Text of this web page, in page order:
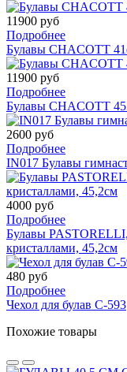
11900 руб
Подробнее
Булавы CHACOTT
11900 руб
Подробнее
Булавы CHACOTT
2600 руб
Подробнее
IN017 Булавы
4000 руб
Подробнее
Булавы
кристаллами, 45,2cм
480 руб
Подробнее
Чехол для булав C-593
Похожие товары